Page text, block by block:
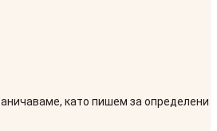
като пишем за определени